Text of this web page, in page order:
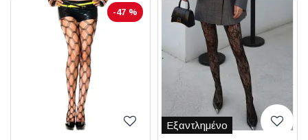
-47 %
Εξαντλημένο